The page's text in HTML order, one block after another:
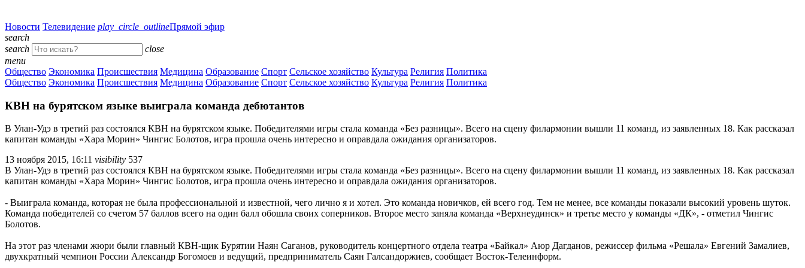
Новости Телевидение play_circle_outlineПрямой эфир
search
search
close
menu
Общество Экономика Происшествия Медицина Образование Спорт Сельское хозяйство Культура Религия Политика
Общество Экономика Происшествия Медицина Образование Спорт Сельское хозяйство Культура Религия Политика
КВН на бурятском языке выиграла команда дебютантов
В Улан-Удэ в третий раз состоялся КВН на бурятском языке. Победителями игры стала команда «Без разницы». Всего на сцену филармонии вышли 11 команд, из заявленных 18. Как рассказал
капитан команды «Хара Морин» Чингис Болотов, игра прошла очень интересно и оправдала ожидания организаторов.
13 ноября 2015, 16:11 visibility 537
В Улан-Удэ в третий раз состоялся КВН на бурятском языке. Победителями игры стала команда «Без разницы». Всего на сцену филармонии вышли 11 команд, из заявленных 18. Как рассказал
капитан команды «Хара Морин» Чингис Болотов, игра прошла очень интересно и оправдала ожидания организаторов.
- Выиграла команда, которая не была профессиональной и известной, чего лично я и хотел. Это команда новичков, ей всего год. Тем не менее, все команды показали высокий уровень шуток.
Команда победителей со счетом 57 баллов всего на один балл обошла своих соперников. Второе место заняла команда «Верхнеудинск» и третье место у команды «ДК», - отметил Чингис
Болотов.
На этот раз членами жюри были главный КВН-щик Бурятии Наян Саганов, руководитель концертного отдела театра «Байкал» Аюр Дагданов, режиссер фильма «Решала» Евгений Замалиев,
двухкратный чемпион России Александр Богомоев и ведущий, предприниматель Саян Галсандоржиев, сообщает Восток-Телеинформ.